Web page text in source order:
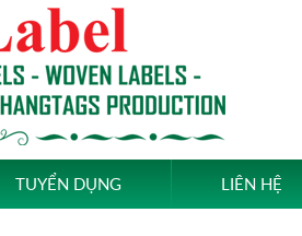
TUYỂN DỤNG LIÊN HỆ